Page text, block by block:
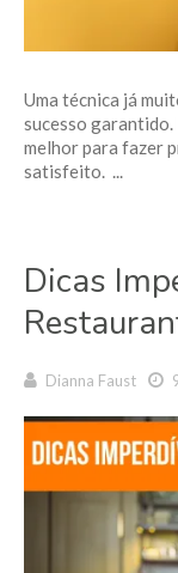
Uma técnica já
sucesso garantido.
melhor para fazer
satisfeito. ...
Dicas
Dianna Faust